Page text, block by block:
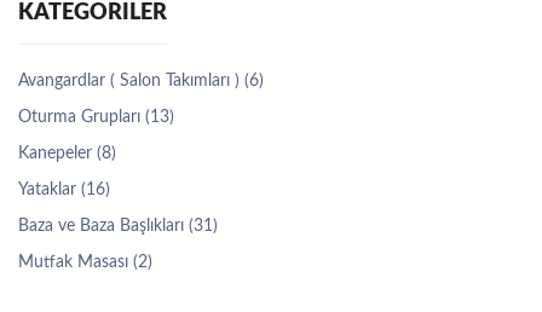
KATEGORILER
Avangardlar ( Salon Takımları ) (6)
Oturma Grupları (13)
Kanepeler (8)
Yataklar (16)
Baza ve Baza Başlıkları (31)
Mutfak Masası (2)